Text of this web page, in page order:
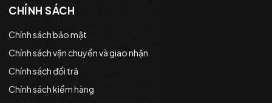
CHÍNH SÁCH
Chính sách bảo mật
Chính sách vận chuyển và giao nhận
Chính sách đổi trả
Chính sách kiểm hàng